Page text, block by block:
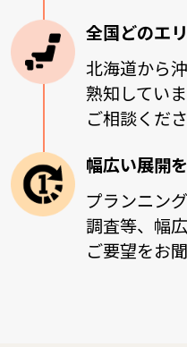
全国どのエ
北海道から
熟知してい
ご相談くださ
幅広い展開を
プランニン
調査等、幅
ご要望をお